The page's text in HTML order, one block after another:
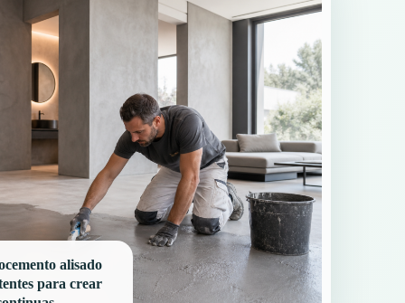
alisado
para crear